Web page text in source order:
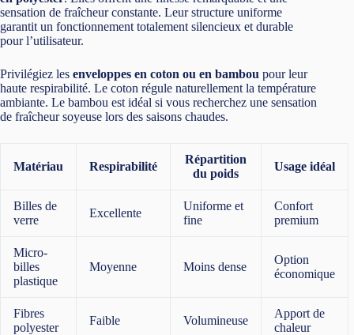
sensation de fraîcheur constante. Leur structure uniforme
garantit un fonctionnement totalement silencieux et durable
pour l’utilisateur.
Privilégiez les enveloppes en coton ou en bambou pour leur
haute respirabilité. Le coton régule naturellement la température
ambiante. Le bambou est idéal si vous recherchez une sensation
de fraîcheur soyeuse lors des saisons chaudes.
Matériau Respirabilité
Répartition
du poids
Usage idéal
Billes de
verre
Excellente
Uniforme et
fine
Confort
premium
Micro-
billes
plastique
Moyenne Moins dense
Option
économique
Fibres
polyester
Faible Volumineuse
Apport de
chaleur